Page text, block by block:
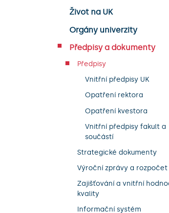
Život na UK
Orgány univerzity
Předpisy a dokumenty
Předpisy
Vnitřní předpisy UK
Opatření rektora
Opatření kvestora
Vnitřní předpisy fakult a
součástí
Strategické dokumenty
Výroční zprávy a rozpočet
Zajišťování a vnitřní
kvality
Informační systém